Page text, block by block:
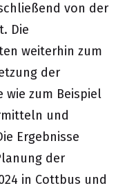
von der
Die
weiterhin zum
der
wie zum Beispiel
und
Ergebnisse
der
in Cottbus und